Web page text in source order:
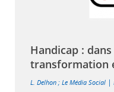
Handicap :
transformation
L. Delhon ; Le Média Social |